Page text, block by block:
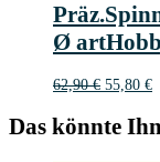
Ø
62,90€
war:
62,90 €
55,80 €
Das könnte